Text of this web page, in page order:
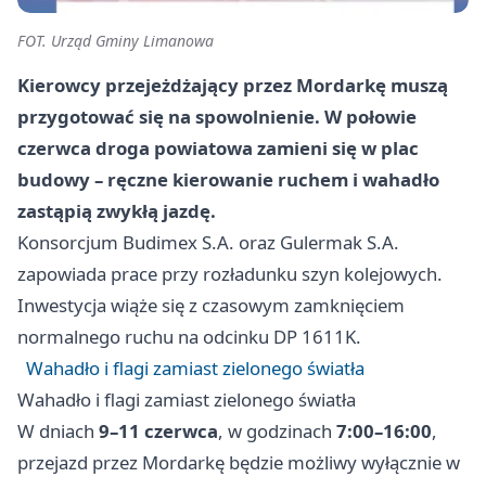
FOT. Urząd Gminy Limanowa
Kierowcy przejeżdżający przez Mordarkę muszą
przygotować się na spowolnienie. W połowie
czerwca droga powiatowa zamieni się w plac
budowy – ręczne kierowanie ruchem i wahadło
zastąpią zwykłą jazdę.
Konsorcjum Budimex S.A. oraz Gulermak S.A.
zapowiada prace przy rozładunku szyn kolejowych.
Inwestycja wiąże się z czasowym zamknięciem
normalnego ruchu na odcinku DP 1611K.
Wahadło i flagi zamiast zielonego światła
Wahadło i flagi zamiast zielonego światła
W dniach 9–11 czerwca, w godzinach 7:00–16:00,
przejazd przez Mordarkę będzie możliwy wyłącznie w